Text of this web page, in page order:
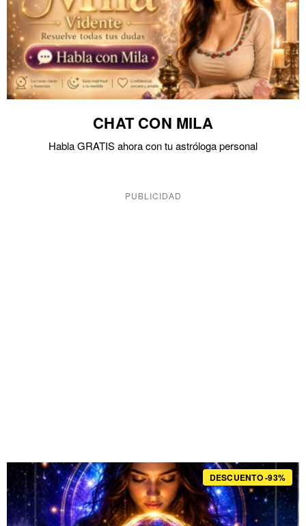
CHAT CON MILA
Habla GRATIS ahora con tu astróloga personal
DESCUENTO -93%